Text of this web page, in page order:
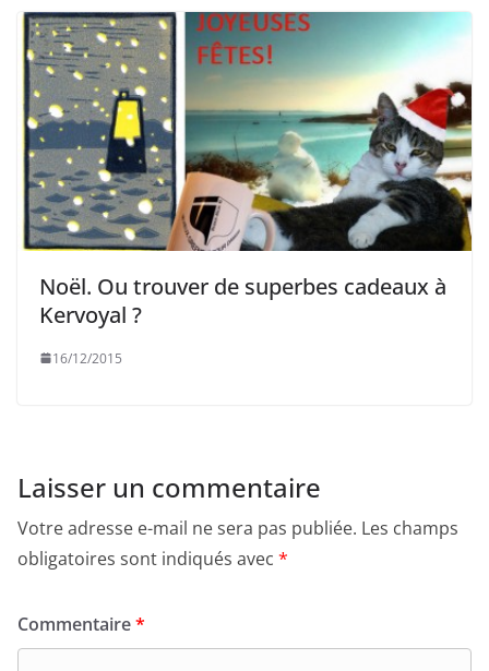
Noël. Ou trouver de superbes cadeaux à
Kervoyal ?
16/12/2015
Laisser un commentaire
Votre adresse e-mail ne sera pas publiée. Les champs
obligatoires sont indiqués avec *
Commentaire*